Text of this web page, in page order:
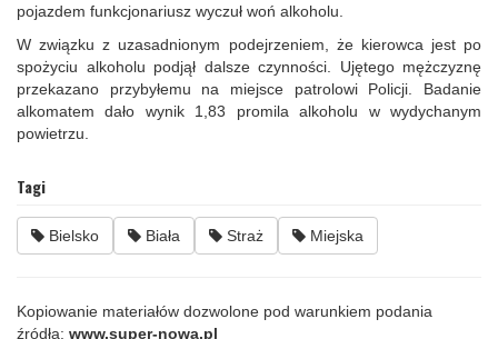
pojazdem funkcjonariusz wyczuł woń alkoholu.
W związku z uzasadnionym podejrzeniem, że kierowca jest po
spożyciu alkoholu podjął dalsze czynności. Ujętego mężczyznę
przekazano przybyłemu na miejsce patrolowi Policji. Badanie
alkomatem dało wynik 1,83 promila alkoholu w wydychanym
powietrzu.
Tagi
Bielsko Biała Straż Miejska
Kopiowanie materiałów dozwolone pod warunkiem podania
źródła: www.super-nowa.pl